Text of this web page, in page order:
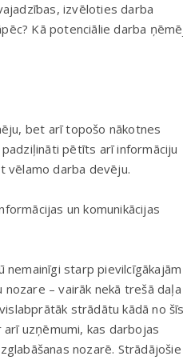
izvēloties darba
Kā potenciālie darba
bet arī topošo nākotnes
pētīts arī informāciju
vēlamo darba devēju.
un komunikācijas
starp pievilcīgākajām
– vairāk nekā trešā daļa
strādātu kādā no šīs
uzņēmumi, kas darbojas
nozarē. Strādājošie